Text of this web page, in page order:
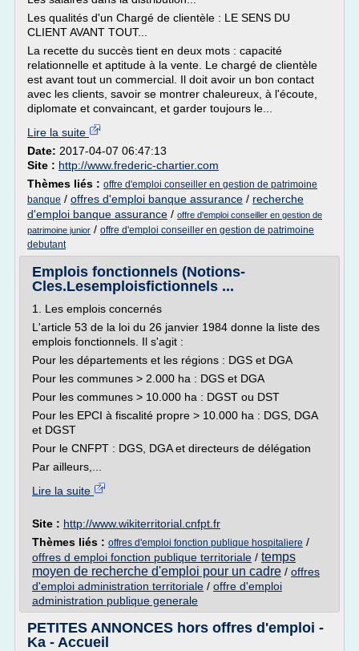
Les qualités d'un Chargé de clientèle : LE SENS DU
CLIENT AVANT TOUT...
La recette du succès tient en deux mots : capacité
relationnelle et aptitude à la vente. Le chargé de clientèle
est avant tout un commercial. Il doit avoir un bon contact
avec les clients, savoir se montrer chaleureux, à l'écoute,
diplomate et convaincant, et garder toujours le...
Lire la suite
Date: 2017-04-07 06:47:13
Site : http://www.frederic-chartier.com
Thèmes liés : offre d'emploi conseiller en gestion de patrimoine
banque / offres d'emploi banque assurance / recherche
d'emploi banque assurance / offre d'emploi conseiller en gestion de
patrimoine junior / offre d'emploi conseiller en gestion de patrimoine
debutant
Emplois fonctionnels (Notions-
Cles.Lesemploisfictionnels ...
1. Les emplois concernés
L'article 53 de la loi du 26 janvier 1984 donne la liste des
emplois fonctionnels. Il s'agit :
Pour les départements et les régions : DGS et DGA
Pour les communes > 2.000 ha : DGS et DGA
Pour les communes > 10.000 ha : DGST ou DST
Pour les EPCI à fiscalité propre > 10.000 ha : DGS, DGA
et DGST
Pour le CNFPT : DGS, DGA et directeurs de délégation
Par ailleurs,...
Lire la suite
Site : http://www.wikiterritorial.cnfpt.fr
Thèmes liés : offres d'emploi fonction publique hospitaliere /
offres d emploi fonction publique territoriale / temps
moyen de recherche d'emploi pour un cadre / offres
d'emploi administration territoriale / offre d'emploi
administration publique generale
PETITES ANNONCES hors offres d'emploi -
Ka - Accueil